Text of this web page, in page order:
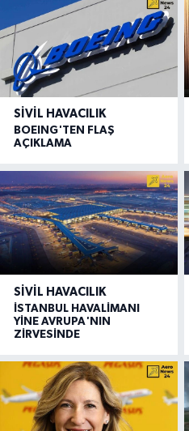
SIVIL HAVACILIK
BOEING'TEN FLAŞ
AÇIKLAMA
SIVIL HAVACILIK
İSTANBUL HAVALİMANI
YİNE AVRUPA'NIN
ZİRVESİNDE